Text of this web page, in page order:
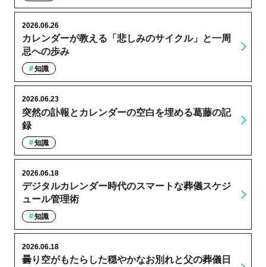
カレンダーが教える「悲しみのサイクル」と一周
忌への歩み
2026.06.26
知識
突然の訃報とカレンダーの空白を埋める葛藤の記
録
2026.06.23
知識
デジタルカレンダー時代のスマートな葬儀スケジ
ュール管理術
2026.06.18
知識
曇り空がもたらした穏やかなお別れと父の葬儀日
2026.06.18